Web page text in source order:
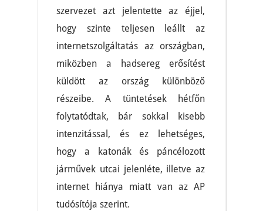
szervezet azt jelentette az éjjel,
hogy szinte teljesen leállt az
internetszolgáltatás az országban,
miközben a hadsereg erősítést
küldött az ország különböző
részeibe. A tüntetések hétfőn
folytatódtak, bár sokkal kisebb
intenzitással, és ez lehetséges,
hogy a katonák és páncélozott
járművek utcai jelenléte, illetve az
internet hiánya miatt van az AP
tudósítója szerint.